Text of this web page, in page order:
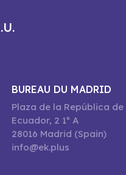
BUREAU DU MADRID
Plaza de la República de
Ecuador, 2 1º A
28016 Madrid (Spain)
info@ek.plus